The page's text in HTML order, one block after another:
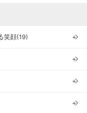
笑顔(19) ＋
＋
＋
＋